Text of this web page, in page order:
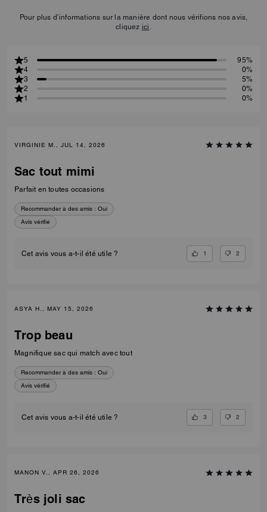
Pour plus d’informations sur la manière dont nous vérifions nos avis,
cliquez ici
5
95%
4
0%
3
5%
2
0%
1
0%
VIRGINIE M., JUL 14, 2026
Sac tout mimi
Parfait en toutes occasions
Recommander à des amis : Oui
Avis vérifié
Cet avis vous a-t-il été utile ? 1 2
ASYA H., MAY 15, 2026
Trop beau
Magnifique sac qui match avec tout
Recommander à des amis : Oui
Avis vérifié
Cet avis vous a-t-il été utile ? 3 2
MANON V., APR 26, 2026
Très joli sac